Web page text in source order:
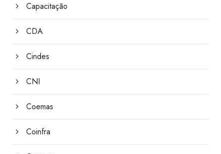
Capacitação
CDA
Cindes
CNI
Coemas
Coinfra